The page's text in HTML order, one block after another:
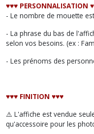
♥︎♥︎♥︎ PERSONNALISATION
- Le nombre de mouette
- La phrase du bas de
selon vos besoins. (ex :
- Les prénoms des
♥︎♥︎♥︎ FINITION ♥︎♥︎♥︎
⚠️ L'affiche est vendue
qu'accessoire pour les